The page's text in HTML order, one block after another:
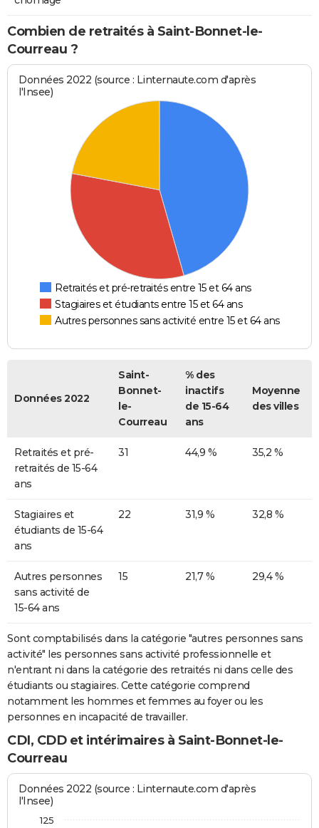
Combien de retraités à Saint-Bonnet-le-
Courreau ?
Données 2022 (source : Linternaute.com d'après
l'Insee)
Retraités et pré-retraités entre 15 et 64 ans
Stagiaires et étudiants entre 15 et 64 ans
Autres personnes sans activité entre 15 et 64 ans
Données 2022
Saint-
Bonnet-
le-
Courreau
% des
inactifs
de 15-64
ans
Moyenne
des villes
Retraités et pré-
retraités de 15-64
ans
31 44,9 % 35,2 %
Stagiaires et
étudiants de 15-64
ans
22 31,9 % 32,8 %
Autres personnes
sans activité de
15-64 ans
15 21,7 % 29,4 %
Sont comptabilisés dans la catégorie "autres personnes sans
activité" les personnes sans activité professionnelle et
n'entrant ni dans la catégorie des retraités ni dans celle des
étudiants ou stagiaires. Cette catégorie comprend
notamment les hommes et femmes au foyer ou les
personnes en incapacité de travailler.
CDI, CDD et intérimaires à Saint-Bonnet-le-
Courreau
Données 2022 (source : Linternaute.com d'après
l'Insee)
125